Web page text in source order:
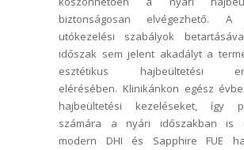
biztonságosan elvégezhető. A
utókezelési szabályok
időszak sem jelent akadályt a
esztétikus hajbeültetési
elérésében. Klinikánkon egész
hajbeültetési kezeléseket, így
számára a nyári időszakban is
modern DHI és Sapphire FUE